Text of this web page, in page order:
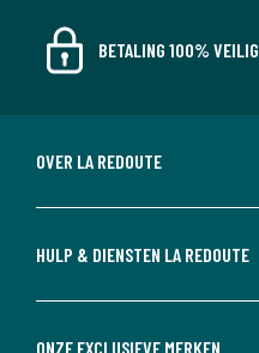
BETALING 100% VEILIG
OVER LA REDOUTE
HULP & DIENSTEN LA REDOUTE
ONZE EXCLUSIEVE MERKEN